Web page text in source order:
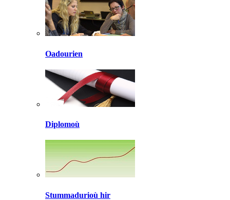
Oadourien
Diplomoù
Stummadurioù hir